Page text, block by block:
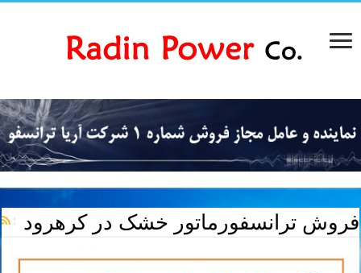
فروش ترانسفورماتور خشک در کرهرود